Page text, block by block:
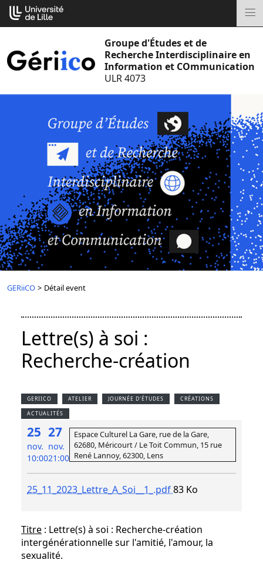
Aller
au
Groupe d'Études et de
Recherche Interdisciplinaire en
Information et COmmunication
ULR 4073
GERiiCO > Détail event
Lettre(s) à soi :
Recherche-création
GERIICO ATELIER JOURNÉE D'ÉTUDES CRÉATIONS
ACTUALITÉS
25
nov.
10:00
27
nov.
21:00
Espace Culturel La Gare, rue de la Gare,
62680, Méricourt / Le Toit Commun, 15 rue
René Lannoy, 62300, Lens
25_11_2023_Lettre_A_Soi__1_.pdf83 Ko
Titre : Lettre(s) à soi : Recherche-création
intergénérationnelle sur l'amitié, l'amour, la
sexualité.
Cookies management panel